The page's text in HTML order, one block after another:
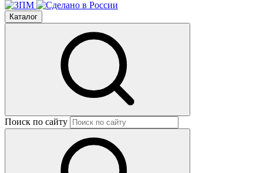
Каталог
Поиск по сайту